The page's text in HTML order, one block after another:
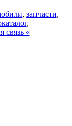
, запчасти,
,
связь «